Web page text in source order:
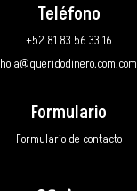
Teléfono
+52 81 83 56 33 16
hola@queridodinero.com.com
Formulario
Formulario de contacto